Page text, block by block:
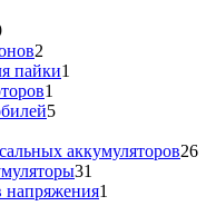
19
товаров
2
товара
пайки1
1
товар
55
аккумуляторов2626
31
товар
напряжения1